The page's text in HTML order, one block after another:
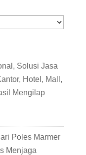
Solusi Jasa
Hotel, Mall,
Mengilap
Poles Marmer
Menjaga